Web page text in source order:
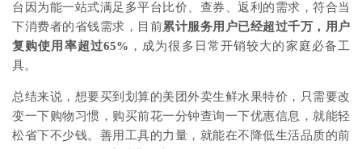
台因为能一站式满足多平台比价、查券、返利的需求，符合当
下消费者的省钱需求，目前累计服务用户已经超过千万，用户
复购使用率超过65% ，成为很多日常开销较大的家庭必备工
具。
总结来说，想要买到划算的美团外卖生鲜水果特价，只需要改
变一下购物习惯，购买前花一分钟查询一下优惠信息，就能轻
松省下不少钱。善用工具的力量，就能在不降低生活品质的前